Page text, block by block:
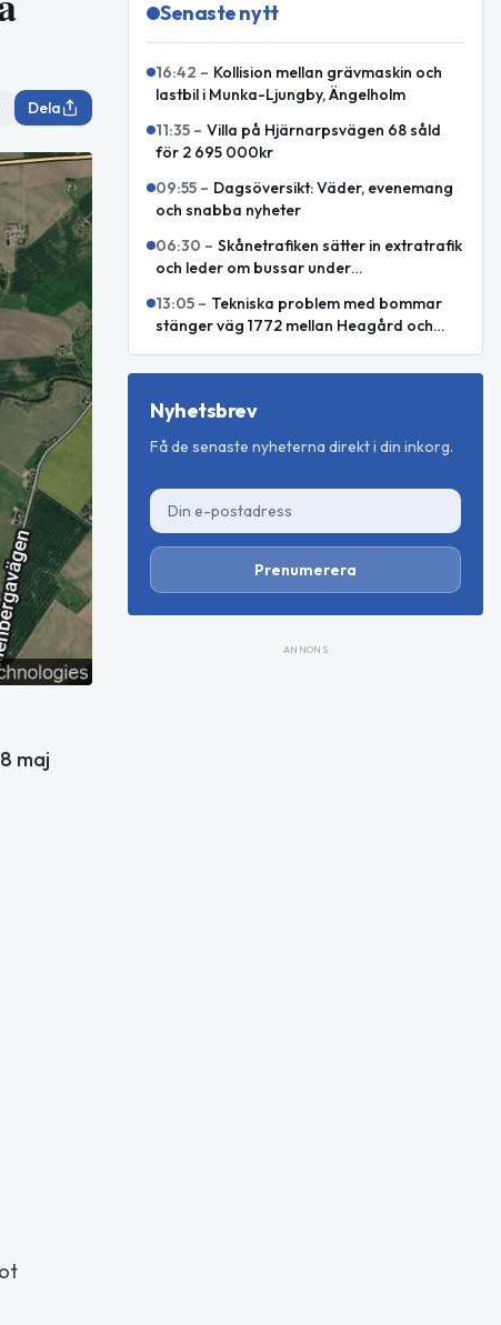
Dela
maj
Senaste nytt
16:42 – Kollision mellan grävmaskin och
lastbil i Munka-Ljungby, Ängelholm
11:35 – Villa på Hjärnarpsvägen 68 såld
för 2 695 000kr
09:55 – Dagsöversikt: Väder, evenemang
och snabba nyheter
06:30 – Skånetrafiken sätter in extratrafik
och leder om bussar under
13:05 – Tekniska problem med bommar
stänger väg 1772 mellan Heagård och
Nyhetsbrev
Få de senaste nyheterna direkt i din inkorg.
Prenumerera
ANNONS